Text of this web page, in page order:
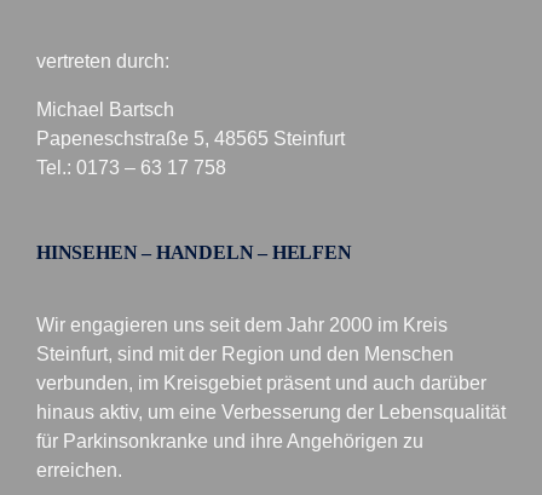
vertreten durch:
Michael Bartsch
Papeneschstraße 5, 48565 Steinfurt
Tel.: 0173 – 63 17 758
HINSEHEN – HANDELN – HELFEN
Wir engagieren uns seit dem Jahr 2000 im Kreis
Steinfurt, sind mit der Region und den Menschen
verbunden, im Kreisgebiet präsent und auch darüber
hinaus aktiv, um eine Verbesserung der Lebensqualität
für Parkinsonkranke und ihre Angehörigen zu
erreichen.